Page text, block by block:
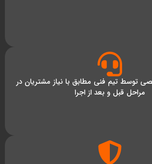
توسط تیم فنی مطابق با نیاز مشتریان در
مراحل قبل و بعد از اجرا